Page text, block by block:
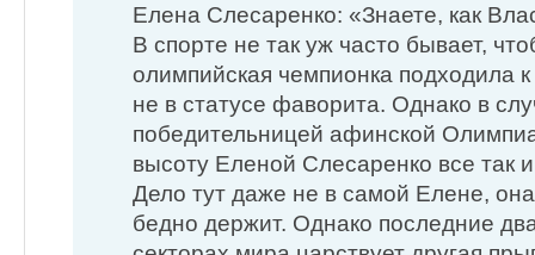
Елена Слесаренко: «Знаете, как
В спорте не так уж часто бывает,
олимпийская чемпионка подходила
не в статусе фаворита. Однако в
победительницей афинской
высоту Еленой Слесаренко все так
Дело тут даже не в самой Елене,
бедно держит. Однако последние